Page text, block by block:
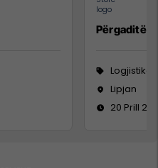
Përgaditës
Logjistikë
Lipjan
20 Prill